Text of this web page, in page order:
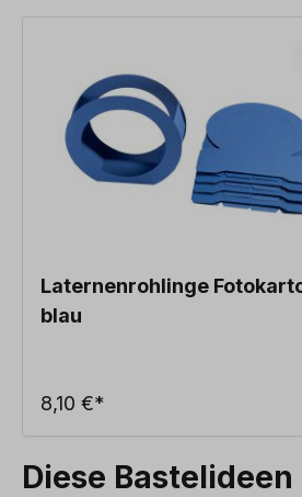
Laternenrohlinge
blau
8,10 €*
Diese